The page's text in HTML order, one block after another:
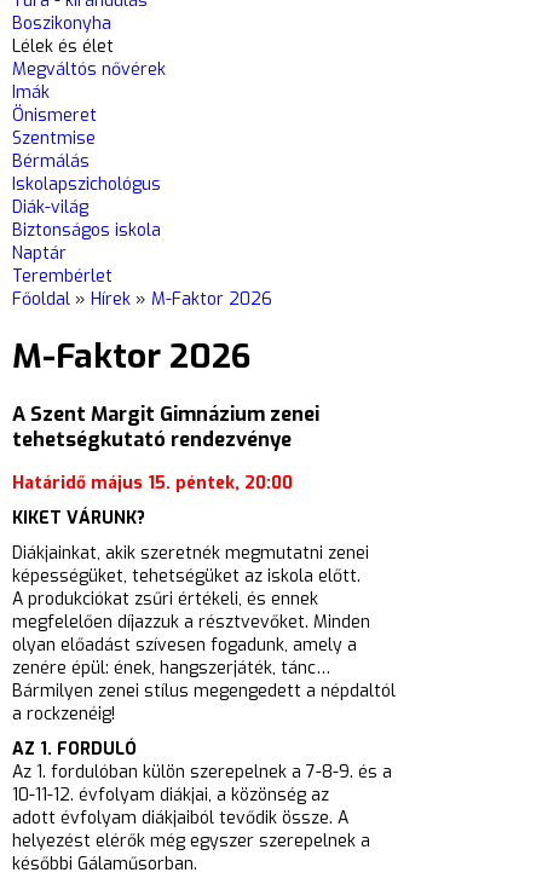
Boszikonyha
Lélek és élet
Megváltós nővérek
Imák
Önismeret
Szentmise
Bérmálás
Iskolapszichológus
Diák-világ
Biztonságos iskola
Naptár
Terembérlet
Főoldal » Hírek » M-Faktor 2026
M-Faktor 2026
A Szent Margit Gimnázium zenei
tehetségkutató rendezvénye
Határidő május 15. péntek, 20:00
KIKET VÁRUNK?
Diákjainkat, akik szeretnék megmutatni zenei
képességüket, tehetségüket az iskola előtt.
A produkciókat zsűri értékeli, és ennek
megfelelően díjazzuk a résztvevőket. Minden
olyan előadást szívesen fogadunk, amely a
zenére épül: ének, hangszerjáték, tánc…
Bármilyen zenei stílus megengedett a népdaltól
a rockzenéig!
AZ 1. FORDULÓ
Az 1. fordulóban külön szerepelnek a 7-8-9. és a
10-11-12. évfolyam diákjai, a közönség az
adott évfolyam diákjaiból tevődik össze. A
helyezést elérők még egyszer szerepelnek a
későbbi Gálaműsorban.